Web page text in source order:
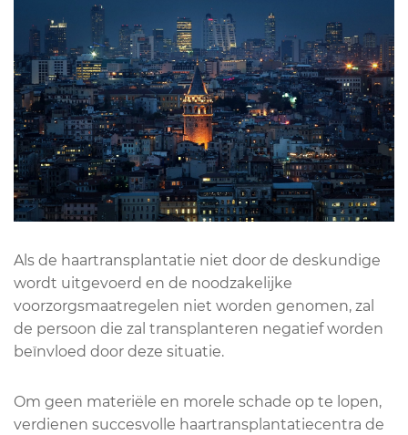
Als de haartransplantatie niet door de deskundige
wordt uitgevoerd en de noodzakelijke
voorzorgsmaatregelen niet worden genomen, zal
de persoon die zal transplanteren negatief worden
beïnvloed door deze situatie.
Om geen materiële en morele schade op te lopen,
verdienen succesvolle haartransplantatiecentra de